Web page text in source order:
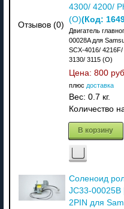
Отзывов (0)
4300/ 4200/
(O)(Код:
Двигатель
00028A для
SCX-4016/
3130/ 3115 (O)
Цена: 800 руб
плюс доставка
Вес: 0.7 кг.
Количество
В корзину
Соленоид
JC33-00025B
2PIN для